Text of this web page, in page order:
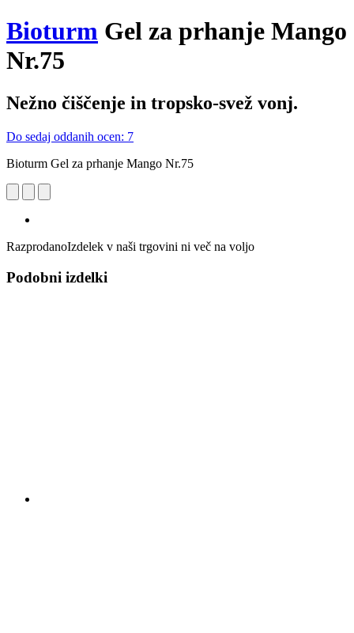
Bioturm Gel za prhanje Mango
Nr.75
Nežno čiščenje in tropsko-svež vonj.
Do sedaj oddanih ocen: 7
Bioturm Gel za prhanje Mango Nr.75
RazprodanoIzdelek v naši trgovini ni več na voljo
Podobni izdelki